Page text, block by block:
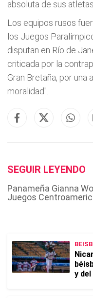
absoluta de sus
Los equipos rusos
los Juegos
disputan en Río de
criticada por la
Gran Bretaña, por
moralidad".
SEGUIR LEYENDO
Panameña Gianna
Juegos
y del